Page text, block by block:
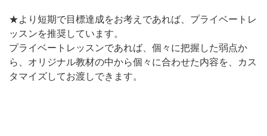
★より短期で目標達成をお考えであれば、プライベートレ
ッスンを推奨しています。
プライベートレッスンであれば、個々に把握した弱点か
ら、オリジナル教材の中から個々に合わせた内容を、カス
タマイズしてお渡しできます。